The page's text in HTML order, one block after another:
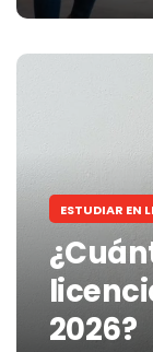
ESTUDIAR EN
2026?